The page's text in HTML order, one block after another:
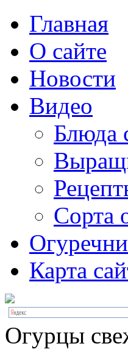
Главная
О сайте
Новости
Видео
Блюда
Сорта
Карта
Огурцы